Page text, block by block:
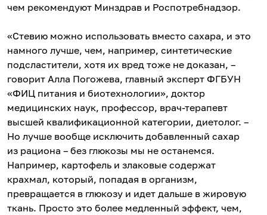
чем рекомендуют Минздрав и Роспотребнадзор.
«Стевию можно использовать вместо сахара, и это
намного лучше, чем, например, синтетические
подсластители, хотя их вред тоже не доказан, –
говорит Алла Погожева, главный эксперт ФГБУН
«ФИЦ питания и биотехнологии», доктор
медицинских наук, профессор, врач-терапевт
высшей квалификационной категории, диетолог. –
Но лучше вообще исключить добавленный сахар
из рациона – без глюкозы мы не останемся.
Например, картофель и злаковые содержат
крахмал, который, попадая в организм,
превращается в глюкозу и идет дальше в жировую
ткань. Просто это более медленный эффект, чем,